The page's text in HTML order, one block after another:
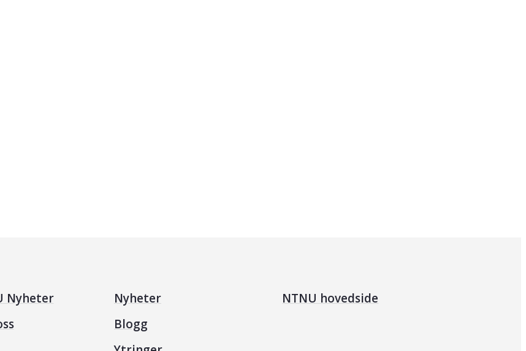
Nyheter
Nyheter
Blogg
NTNU hovedside